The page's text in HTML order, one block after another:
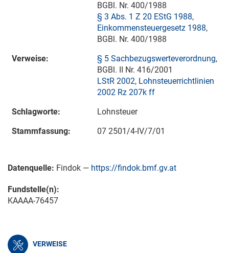
BGBl. Nr. 400/1988
§ 3 Abs. 1 Z 20 EStG 1988,
Einkommensteuergesetz 1988,
BGBl. Nr. 400/1988
Verweise:
§ 5 Sachbezugswerteverordnung,
BGBl. II Nr. 416/2001
LStR 2002, Lohnsteuerrichtlinien
2002 Rz 207k ff
Schlagworte:
Lohnsteuer
Stammfassung:
07 2501/4-IV/7/01
Datenquelle: Findok — https://findok.bmf.gv.at
Fundstelle(n):
KAAAA-76457
VERWEISE